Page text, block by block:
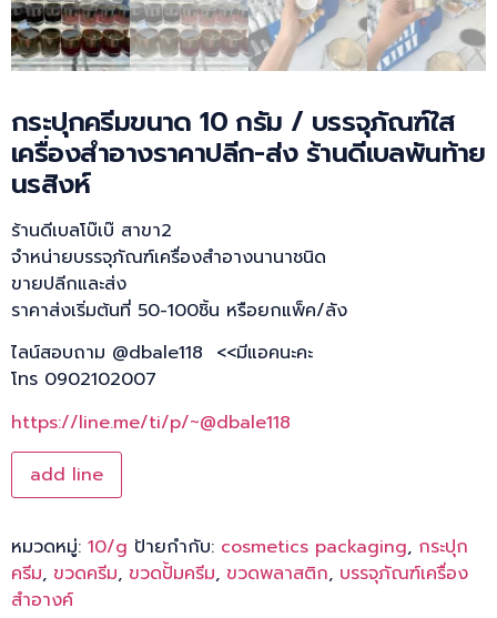
กระปุกครีมขนาด 10 กรัม / บรรจุภัณฑ์ใส
เครื่องสำอางราคาปลีก-ส่ง ร้านดีเบลพันท้าย
นรสิงห์
ร้านดีเบลโบ๊เบ๊ สาขา2
จำหน่ายบรรจุภัณฑ์เครื่องสำอางนานาชนิด
ขายปลีกและส่ง
ราคาส่งเริ่มต้นที่ 50-100ชิ้น หรือยกแพ็ค/ลัง
ไลน์สอบถาม @dbale118 <<มีแอคนะคะ
โทร 0902102007
https://line.me/ti/p/~@dbale118
add line
หมวดหมู่: 10/g ป้ายกำกับ: cosmetics packaging, กระปุก
ครีม, ขวดครีม, ขวดปั้มครีม, ขวดพลาสติก, บรรจุภัณฑ์เครื่อง
สำอางค์